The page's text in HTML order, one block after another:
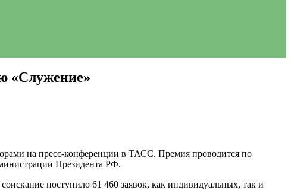
«Служение»
на пресс-конференции в ТАСС. Премия проводится по
Президента РФ.
поступило 61 460 заявок, как индивидуальных, так и